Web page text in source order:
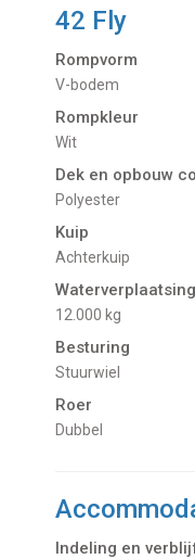
42 Fly
Rompvorm
V-bodem
Rompkleur
Wit
Dek en opbouw
Polyester
Kuip
Achterkuip
Waterverplaatsing
12.000 kg
Besturing
Stuurwiel
Roer
Dubbel
Indeling en